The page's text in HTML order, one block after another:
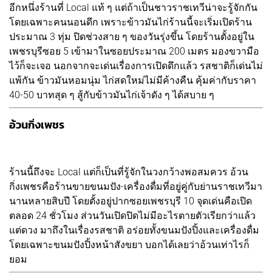
อีกหนึ่งร้านที่ Local แท้ ๆ แต่ถ้าเป็นชาวราชเทวีน่าจะรู้จักกัน
โดยเฉพาะคนนอนดึก เพราะข้าวมันไก่ร้านนี้จะเริ่มเปิดร้าน
ประมาณ 3 ทุ่ม ปิดช่วงสาย ๆ ของวันรุ่งขึ้น โดยร้านตั้งอยู่ใน
เพชรบุรีซอย 5 เข้ามาในซอยประมาณ 200 เมตร มองขวามือ
ไว้ก็จะเจอ นอกจากจะเด่นเรื่องการเปิดดึกแล้ว รสชาติก็เด่นไม่
แพ้กัน ข้าวมันหอมนุ่ม ไก่สดใหม่ไม่มีค้างคืน คุ้มค่ากับราคา
40-50 บาทสุด ๆ สู้กับข้าวมันไก่เจ้าดัง ๆ ได้สบาย ๆ
อ้วนกิ่งเพชร
ร้านนี้ถึงจะ Local แต่ก็เป็นที่รู้จักในวงกว้างพอสมควร อ้วน
กิ่งเพชรคือร้านขายขนมปัง-เครื่องดื่มที่อยู่คู่กับย่านราชเทวีมา
นานหลายสิบปี โดยตั้งอยู่ปากซอยเพชรบุรี 10 จุดเด่นคือเปิด
ตลอด 24 ชั่วโมง ส่วนวันเปิดปิดไม่มีอะไรตายตัวเรียกว่าแล้ว
แต่ดวง มาถึงในเรื่องรสชาติ อร่อยทั้งขนมปังปิ้งและเครื่องดื่ม
โดยเฉพาะขนมปังปิ้งหน้าสังขยา บอกได้เลยว่าอ้วนเท่าไรก็
ยอม